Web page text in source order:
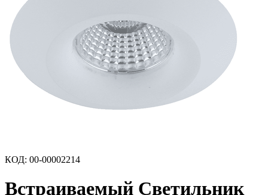
КОД: 00-00002214
Встраиваемый Светильник